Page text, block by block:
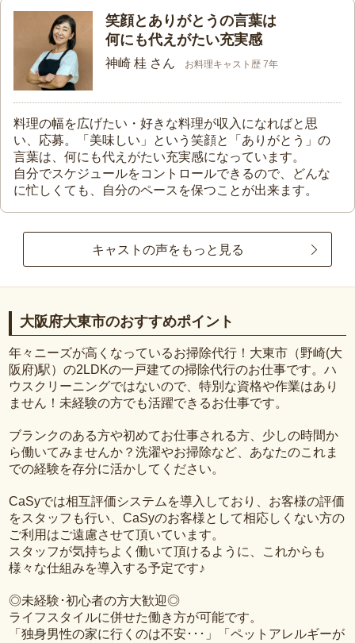
笑顔とありがとうの言葉は
何にも代えがたい充実感
神崎 桂 さん お料理キャスト歴 7年
料理の幅を広げたい・好きな料理が収入になればと思
い、応募。「美味しい」という笑顔と「ありがとう」の
言葉は、何にも代えがたい充実感になっています。
自分でスケジュールをコントロールできるので、どんな
に忙しくても、自分のペースを保つことが出来ます。
キャストの声をもっと見る
大阪府大東市のおすすめポイント
年々ニーズが高くなっているお掃除代行！大東市（野崎(大
阪府)駅）の2LDKの一戸建ての掃除代行のお仕事です。ハ
ウスクリーニングではないので、特別な資格や作業はあり
ません！未経験の方でも活躍できるお仕事です。
ブランクのある方や初めてお仕事される方、少しの時間か
ら働いてみませんか？洗濯やお掃除など、あなたのこれま
での経験を存分に活かしてください。
CaSyでは相互評価システムを導入しており、お客様の評価
をスタッフも行い、CaSyのお客様として相応しくない方の
ご利用はご遠慮させて頂いています。
スタッフが気持ちよく働いて頂けるように、これからも
様々な仕組みを導入する予定です♪
◎未経験･初心者の方大歓迎◎
ライフスタイルに併せた働き方が可能です。
「独身男性の家に行くのは不安･･･」「ペットアレルギーが